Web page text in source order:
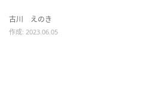
古川 えのき
作成: 2023.06.05